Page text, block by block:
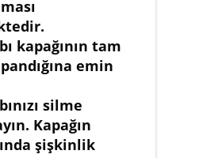
kapağının tam
emin
silme
Kapağın
şişkinlik